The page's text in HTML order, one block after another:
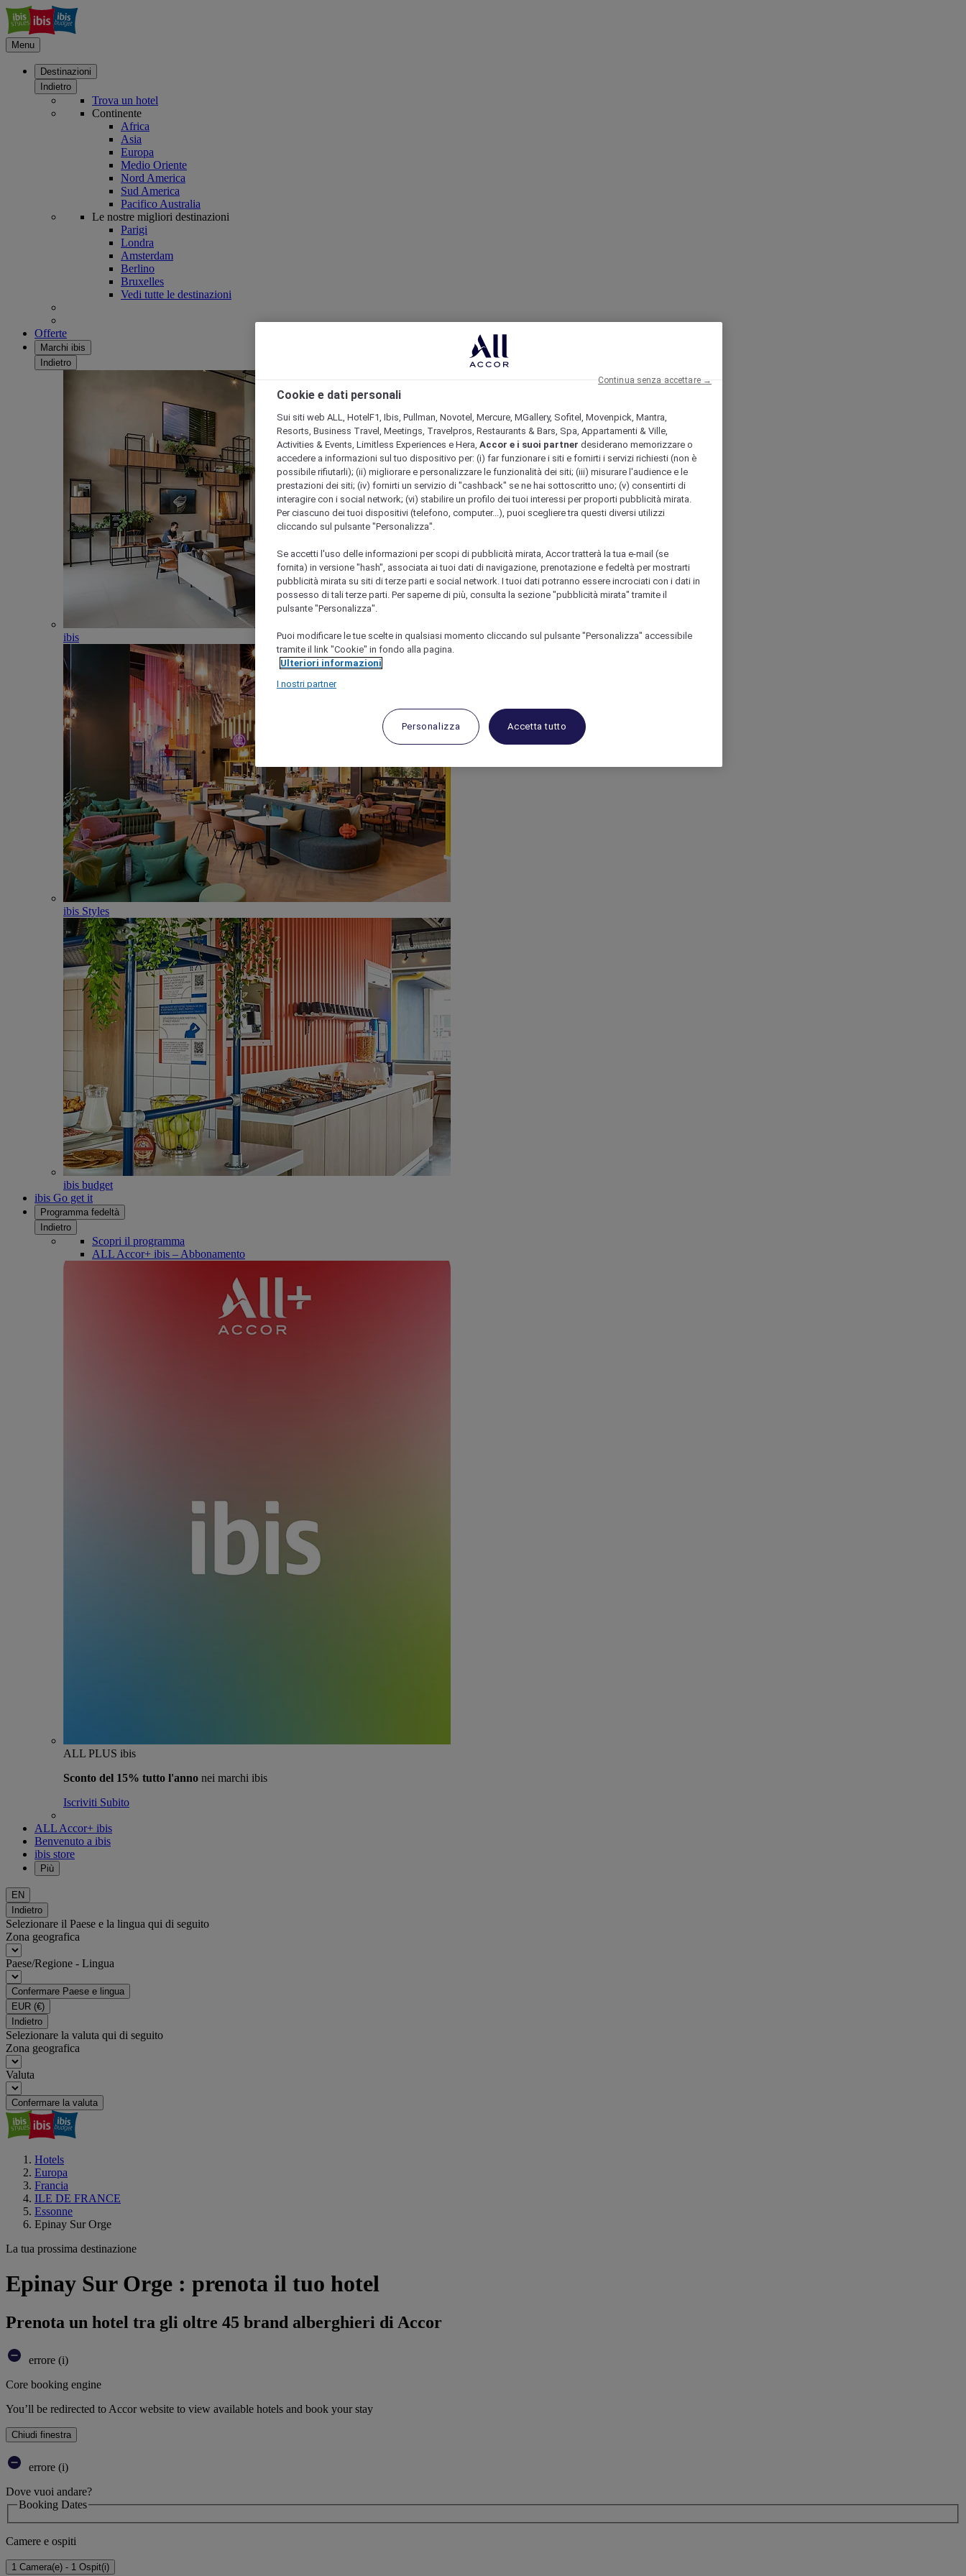
Menu
Destinazioni
Indietro
Trova un hotel
Continente
Africa
Asia
Europa
Medio Oriente
Nord America
Sud America
Pacifico Australia
Le nostre migliori destinazioni
Parigi
Londra
Amsterdam
Berlino
Bruxelles
Vedi tutte le destinazioni
Offerte
Marchi ibis
Indietro
ibis
ibis Styles
ibis budget
ibis Go get it
Programma fedeltà
Indietro
Scopri il programma
ALL Accor+ ibis – Abbonamento
ALL PLUS ibis
Sconto del 15% tutto l'anno nei marchi ibis
Iscriviti Subito
ALL Accor+ ibis
Benvenuto a ibis
ibis store
Più
EN
Indietro
Selezionare il Paese e la lingua qui di seguito
Zona geografica
Paese/Regione - Lingua
Confermare Paese e lingua
EUR (€)
Indietro
Selezionare la valuta qui di seguito
Zona geografica
Valuta
Confermare la valuta
Hotels
Europa
Francia
ILE DE FRANCE
Essonne
Epinay Sur Orge
La tua prossima destinazione
Epinay Sur Orge : prenota il tuo hotel
Prenota un hotel tra gli oltre 45 brand alberghieri di Accor
errore (i)
Core booking engine
You’ll be redirected to Accor website to view available hotels and book your stay
Chiudi finestra
errore (i)
Dove vuoi andare?
Booking Dates
Camere e ospiti
1 Camera(e) - 1 Ospit(i)
Cookie e dati personali
Sui siti web ALL, HotelF1, Ibis, Pullman, Novotel, Mercure, MGallery, Sofitel, Movenpick, Mantra,
Resorts, Business Travel, Meetings, Travelpros, Restaurants & Bars, Spa, Appartamenti & Ville,
Activities & Events, Limitless Experiences e Hera, Accor e i suoi partner desiderano memorizzare o
accedere a informazioni sul tuo dispositivo per: (i) far funzionare i siti e fornirti i servizi richiesti (non è
possibile rifiutarli); (ii) migliorare e personalizzare le funzionalità dei siti; (iii) misurare l'audience e le
prestazioni dei siti; (iv) fornirti un servizio di "cashback" se ne hai sottoscritto uno; (v) consentirti di
interagire con i social network; (vi) stabilire un profilo dei tuoi interessi per proporti pubblicità mirata.
Per ciascuno dei tuoi dispositivi (telefono, computer...), puoi scegliere tra questi diversi utilizzi
cliccando sul pulsante "Personalizza".
Se accetti l'uso delle informazioni per scopi di pubblicità mirata, Accor tratterà la tua e-mail (se
fornita) in versione "hash", associata ai tuoi dati di navigazione, prenotazione e fedeltà per mostrarti
pubblicità mirata su siti di terze parti e social network. I tuoi dati potranno essere incrociati con i dati in
possesso di tali terze parti. Per saperne di più, consulta la sezione "pubblicità mirata" tramite il
pulsante "Personalizza".
Puoi modificare le tue scelte in qualsiasi momento cliccando sul pulsante "Personalizza" accessibile
tramite il link "Cookie" in fondo alla pagina.
Ulteriori informazioni
I nostri partner
Personalizza Accetta tutto
Continua senza accettare →